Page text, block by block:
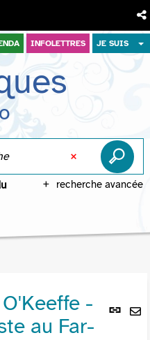
INFOLETTRES JE SUIS
recherche avancée
Lien
-
au Far-